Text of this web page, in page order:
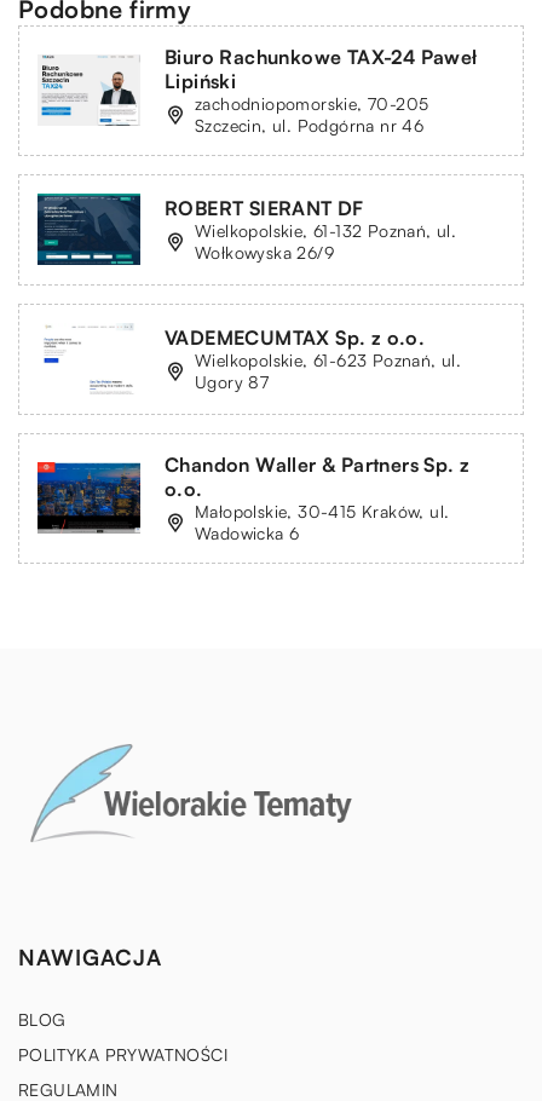
Podobne firmy
Biuro Rachunkowe TAX-24 Paweł
Lipiński
zachodniopomorskie, 70-205
Szczecin, ul. Podgórna nr 46
ROBERT SIERANT DF
Wielkopolskie, 61-132 Poznań, ul.
Wołkowyska 26/9
VADEMECUMTAX Sp. z o.o.
Wielkopolskie, 61-623 Poznań, ul.
Ugory 87
Chandon Waller & Partners Sp. z
o.o.
Małopolskie, 30-415 Kraków, ul.
Wadowicka 6
NAWIGACJA
BLOG
POLITYKA PRYWATNOŚCI
REGULAMIN